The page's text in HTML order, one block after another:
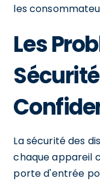
les
Les
La sécurité des
chaque appareil
porte d'entrée